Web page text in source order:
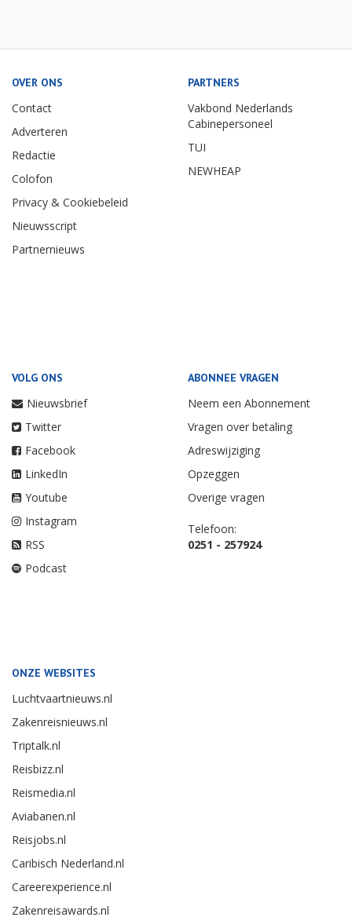
OVER ONS
Contact
Adverteren
Redactie
Colofon
Privacy & Cookiebeleid
Nieuwsscript
Partnernieuws
PARTNERS
Vakbond Nederlands
Cabinepersoneel
TUI
NEWHEAP
VOLG ONS
Nieuwsbrief
Twitter
Facebook
LinkedIn
Youtube
Instagram
RSS
Podcast
ABONNEE VRAGEN
Neem een Abonnement
Vragen over betaling
Adreswijziging
Opzeggen
Overige vragen
Telefoon:
0251 - 257924
ONZE WEBSITES
Luchtvaartnieuws.nl
Zakenreisnieuws.nl
Triptalk.nl
Reisbizz.nl
Reismedia.nl
Aviabanen.nl
Reisjobs.nl
Caribisch Nederland.nl
Careerexperience.nl
Zakenreisawards.nl